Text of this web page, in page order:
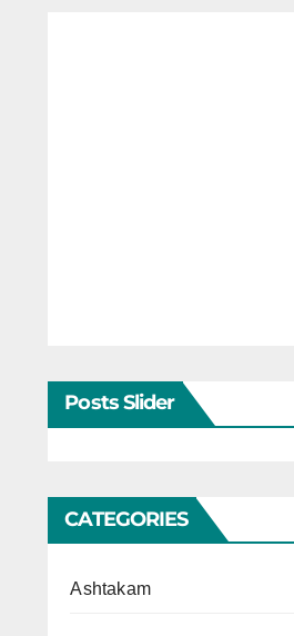
Posts Slider
CATEGORIES
Ashtakam